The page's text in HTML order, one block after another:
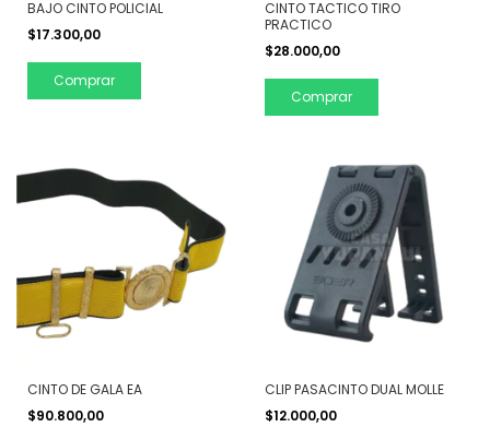
BAJO CINTO POLICIAL
$17.300,00
Comprar
CINTO TACTICO TIRO
PRACTICO
$28.000,00
Comprar
CINTO DE GALA EA
$90.800,00
CLIP PASACINTO DUAL MOLLE
$12.000,00